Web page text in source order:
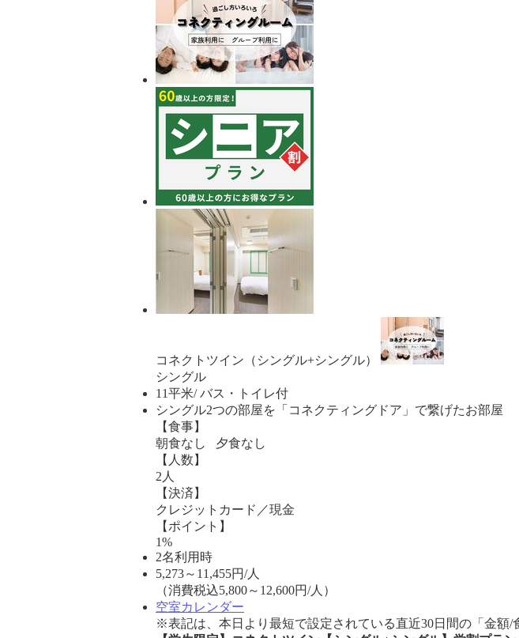
ラ
ン
の
写
真
コネクトツイン（シングル+シングル）
シングル
11平米/ バス・トイレ付
シングル2つの部屋を「コネクティングドア」で繋げたお部屋
【食事】
朝食なし 夕食なし
【人数】
2人
【決済】
クレジットカード／現金
【ポイント】
1%
2名利用時
5,273～ 11,455円/人
（消費税込5,800～12,600円/人）
空室カレンダー
※表記は、本日より最短で設定されている直近30日間の「金額/